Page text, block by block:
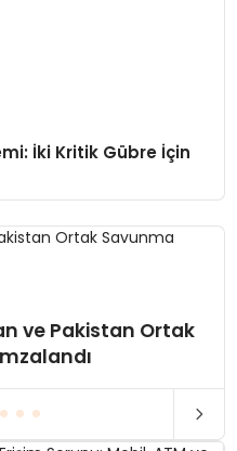
İki Kritik Gübre İçin
ve Pakistan Ortak